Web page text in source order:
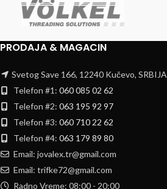
PRODAJA & MAGACIN
Svetog Save 166, 12240 Kučevo, SRBIJA
Telefon #1: 060 085 02 62
Telefon #2: 063 195 92 97
Telefon #3: 060 710 22 62
Telefon #4: 063 179 89 80
Email: jovalex.tr@gmail.com
Email: trifke72@gmail.com
Radno Vreme: 08:00 - 20:00